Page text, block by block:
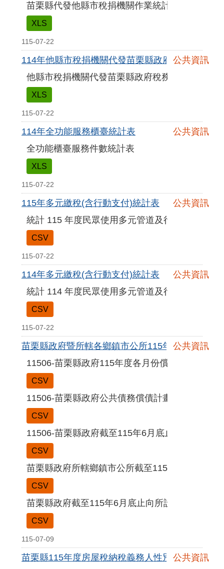
苗栗縣代發他縣市稅捐機關作業統計表
XLS
115-07-22
114年他縣市稅捐機關代發苗栗縣政府稅務局資料
公共資訊
他縣市稅捐機關代發苗栗縣政府稅務局資料統計表
XLS
115-07-22
114年全功能服務櫃臺統計表
公共資訊
全功能櫃臺服務件數統計表
XLS
115-07-22
115年多元繳稅(含行動支付)統計表
公共資訊
統計 115 年度民眾使用多元管道及行動支付繳納
CSV
115-07-22
114年多元繳稅(含行動支付)統計表
公共資訊
統計 114 年度民眾使用多元管道及行動支付繳納
CSV
115-07-22
苗栗縣政府暨所轄各鄉鎮市公所115年6月份公共債
公共資訊
11506-苗栗縣政府115年度各月份償債進度表
CSV
11506-苗栗縣政府公共債務償債計畫期程表
CSV
11506-苗栗縣政府截至115年6月底止公共債務訊
CSV
苗栗縣政府所轄鄉鎮市公所截至115年6月底止公
CSV
苗栗縣政府截至115年6月底止向所設非營業特種
CSV
115-07-09
苗栗縣115年度房屋稅納稅義務人性別統計及比例
公共資訊